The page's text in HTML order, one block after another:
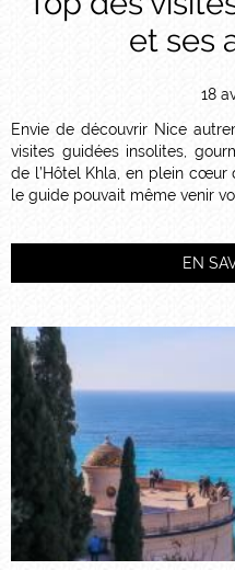
et ses
18
Envie de découvrir Nice
visites guidées insolites,
de l’Hôtel Khla, en plein cœur
le guide pouvait même venir
EN